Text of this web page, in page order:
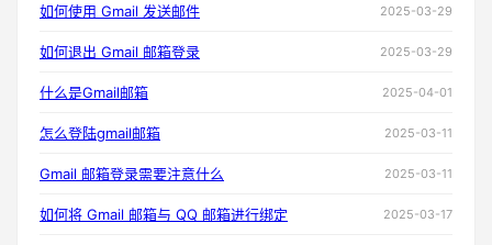
如何使用 Gmail 发送邮件 2025-03-29
如何退出 Gmail 邮箱登录 2025-03-29
什么是Gmail邮箱 2025-04-01
怎么登陆gmail邮箱 2025-03-11
Gmail 邮箱登录需要注意什么 2025-03-11
如何将 Gmail 邮箱与 QQ 邮箱进行绑定 2025-03-17